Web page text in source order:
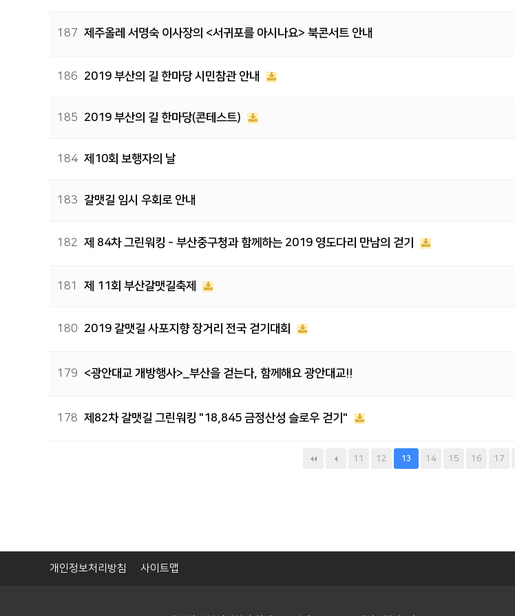
187 제주올레 서명숙 이사장의 <서귀포를 아시나요> 북콘서트 안내
186 2019 부산의 길 한마당 시민참관 안내
185 2019 부산의 길 한마당(콘테스트)
184 제10회 보행자의 날
183 갈맷길 임시 우회로 안내
182 제 84차 그린워킹 - 부산중구청과 함께하는 2019 영도다리 만남의 걷기
181 제 11회 부산갈맷길축제
180 2019 갈맷길 사포지향 장거리 전국 걷기대회
179 <광안대교 개방행사>_부산을 걷는다, 함께해요 광안대교!!
178 제82차 갈맷길 그린워킹 "18,845 금정산성 슬로우 걷기"
11 12 13 14 15 16 17
개인정보처리방침 사이트맵